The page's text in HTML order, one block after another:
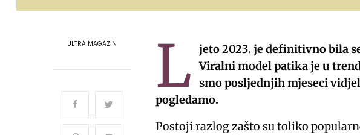
ULTRA MAGAZIN L jeto 2023. je definitivno bila
Viralni model patika je u
smo posljednjih mjeseci
pogledamo.
Postoji razlog zašto su toliko